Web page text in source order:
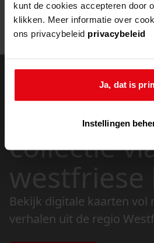
kunt de cookies accepteren door
klikken. Meer informatie over
ons privacybeleid privacybeleid
Ja, dat is
Instellingen
een verouderde bladwijzer/favoriet
een zoekmachine heeft een
eenfout getyptadres
doorzoek
collectie
westfriese
Bekijk digitale kaarten vol
verhalen uit de regio